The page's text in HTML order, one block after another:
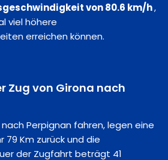
von 80.6 km/h,
viel höhere
erreichen können.
Zug von Girona nach
Perpignan fahren, legen eine
79 Km zurück und die
der Zugfahrt beträgt 41